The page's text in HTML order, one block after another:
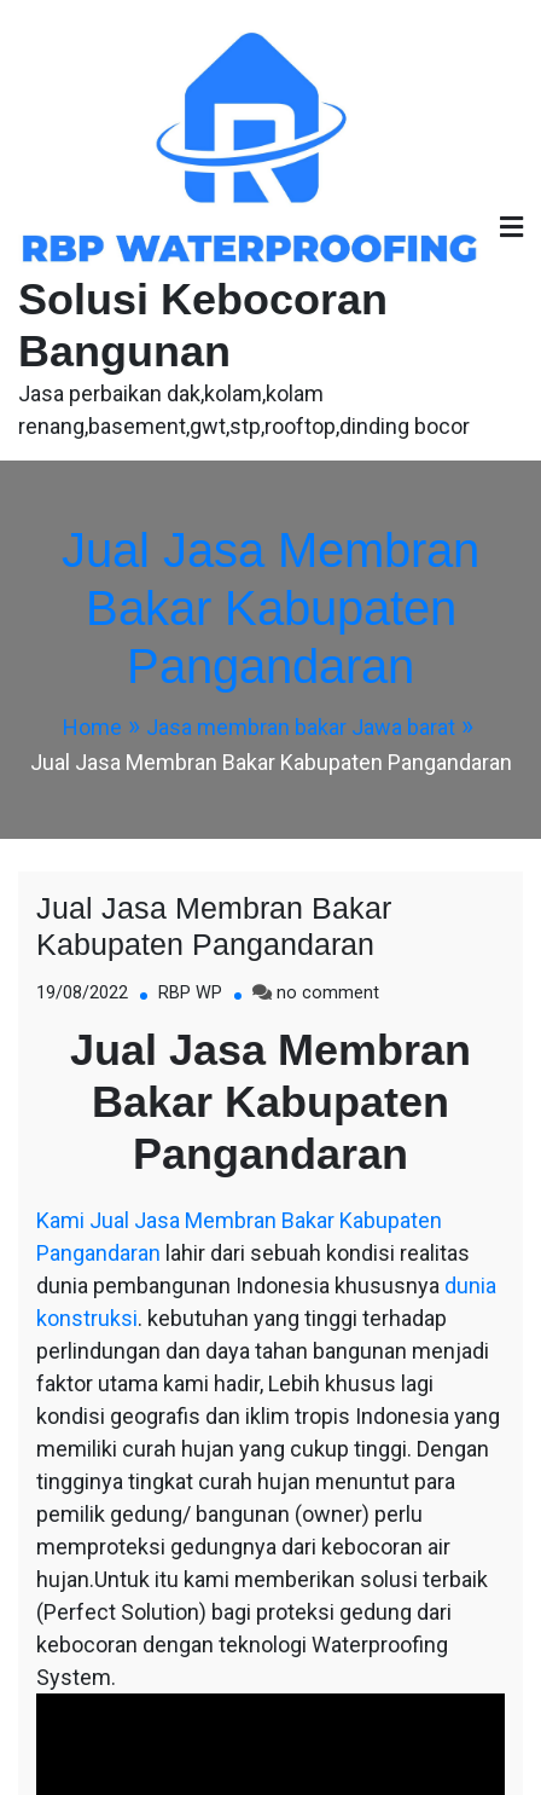
Solusi Kebocoran
Bangunan
Jasa perbaikan dak,kolam,kolam
renang,basement,gwt,stp,rooftop,dinding bocor
Jual Jasa Membran
Bakar Kabupaten
Pangandaran
Home
Jasa membran bakar Jawa barat
Jual Jasa Membran Bakar Kabupaten Pangandaran
Jual Jasa Membran Bakar
Kabupaten Pangandaran
19/08/2022 RBP WP no commenton
Jasa
Membran
Bakar
Kabupaten
Pangandaran
Jual Jasa Membran
Bakar Kabupaten
Pangandaran
Kami Jual Jasa Membran Bakar Kabupaten
Pangandaran lahir dari sebuah kondisi realitas
dunia pembangunan Indonesia khususnya dunia
konstruksi. kebutuhan yang tinggi terhadap
perlindungan dan daya tahan bangunan menjadi
faktor utama kami hadir, Lebih khusus lagi
kondisi geografis dan iklim tropis Indonesia yang
memiliki curah hujan yang cukup tinggi. Dengan
tingginya tingkat curah hujan menuntut para
pemilik gedung/ bangunan (owner) perlu
memproteksi gedungnya dari kebocoran air
hujan.Untuk itu kami memberikan solusi terbaik
(Perfect Solution) bagi proteksi gedung dari
kebocoran dengan teknologi Waterproofing
System.